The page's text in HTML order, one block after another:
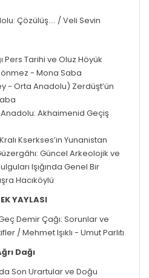
Çözülüş.... /Veli Sevin
Pers Tarihi ve Oluz Höyük
- Mona Saba
- Orta Anadolu) Zerdüşt’ün
Anadolu: Akhaimenid Geçiş
Kserkses’in Yunanistan
Güncel Arkeolojik ve
Işığında Genel Bir
Hacıköylü
YAYLASI
Demir Çağı: Sorunlar ve
/Mehmet Işıklı - Umut Parlıtı
Dağı
Son Urartular ve Doğu